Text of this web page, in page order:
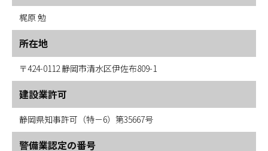
梶原 勉
所在地
〒424-0112静岡市清水区伊佐布809-1
建設業許可
静岡県知事許可（特－6）第35667号
警備業認定の番号